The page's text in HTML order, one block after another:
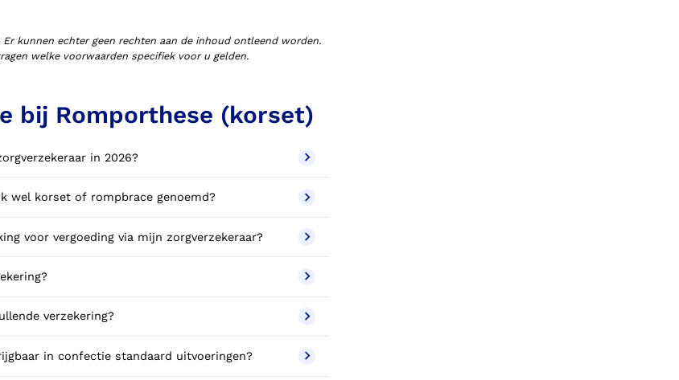
kunnen echter geen rechten aan de inhoud ontleend worden.
welke voorwaarden specifiek voor u gelden.
bij Romporthese (korset)
in 2026?
wel korset of rompbrace genoemd?
voor vergoeding via mijn zorgverzekeraar?
verzekering?
in confectie standaard uitvoeringen?